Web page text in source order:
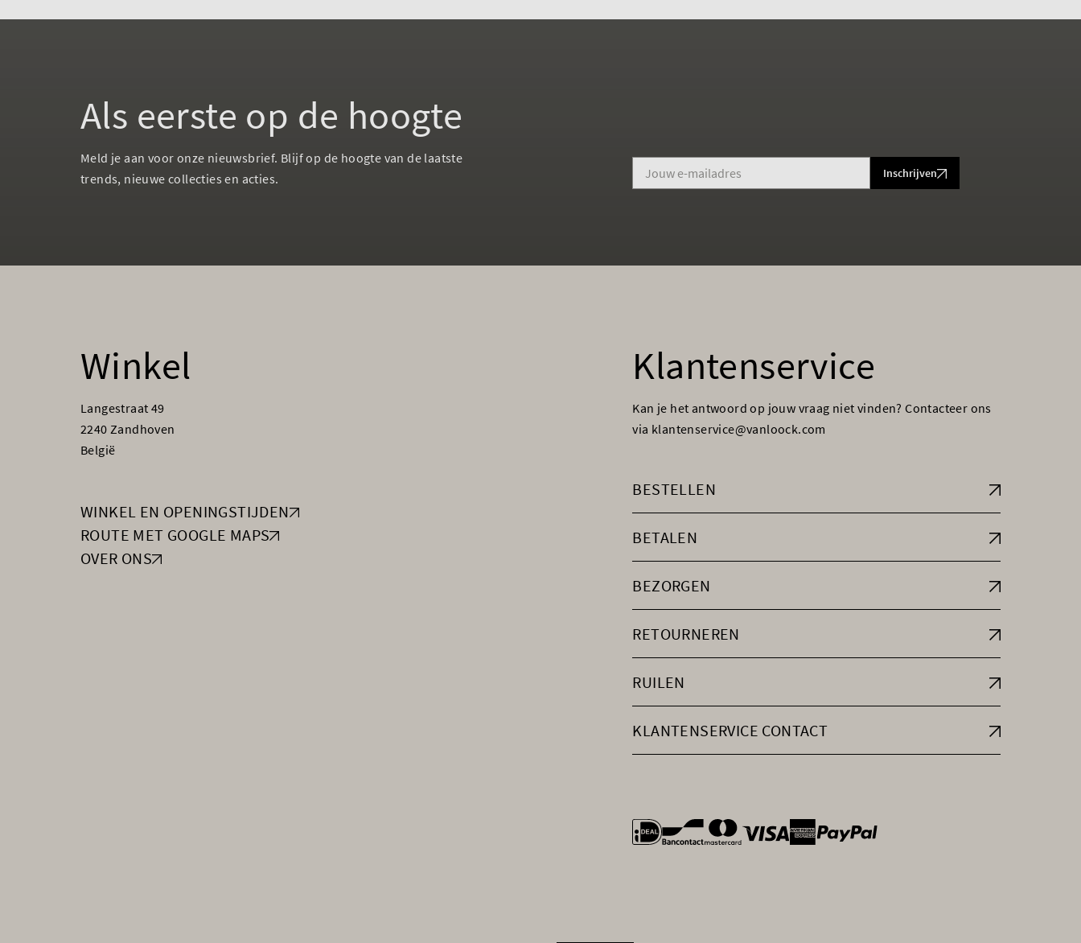
Als eerste op de hoogte
Meld je aan voor onze nieuwsbrief. Blijf op de hoogte van de laatste
trends, nieuwe collecties en acties.
Inschrijven
Winkel
Langestraat 49
2240 Zandhoven
België
WINKEL EN OPENINGSTIJDEN
ROUTE MET GOOGLE MAPS
OVER ONS
Klantenservice
Kan je het antwoord op jouw vraag niet vinden? Contacteer ons
via klantenservice@vanloock.com
BESTELLEN
BETALEN
BEZORGEN
RETOURNEREN
RUILEN
KLANTENSERVICE CONTACT
general.paymentOptions